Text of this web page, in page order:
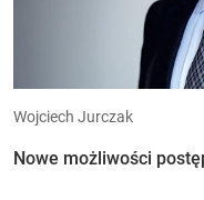
Wojciech Jurczak
Nowe możliwości